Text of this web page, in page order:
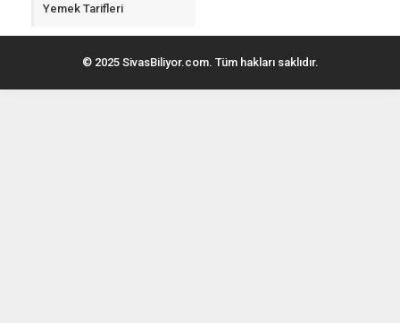
Yemek Tarifleri
© 2025 SivasBiliyor.com. Tüm hakları saklıdır.